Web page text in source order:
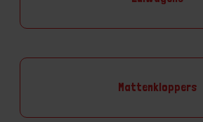
Mattenkloppers